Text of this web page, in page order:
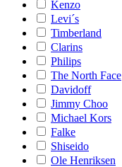
Kenzo
Levi´s
Timberland
Clarins
Philips
The North Face
Davidoff
Jimmy Choo
Michael Kors
Falke
Shiseido
Ole Henriksen